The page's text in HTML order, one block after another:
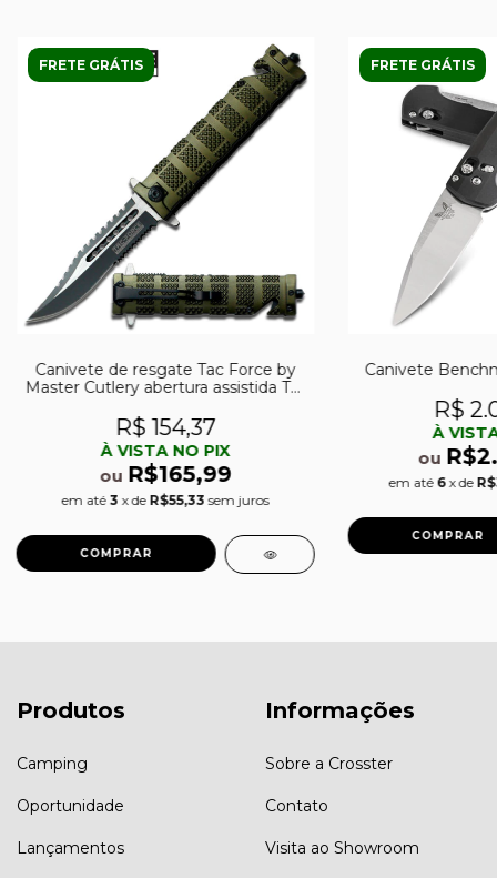
FRETE GRÁTIS
Canivete de resgate Tac Force by
Master Cutlery abertura assistida TF-
R$ 154,37
À VISTA NO PIX
ou R$165,99
em até 3 x de R$55,33 sem juros
FRETE GRÁTIS
Canivete
R$
À
ou
em até 6 x de
Produtos
Camping
Oportunidade
Lançamentos
Informações
Sobre a Crosster
Contato
Visita ao Showroom